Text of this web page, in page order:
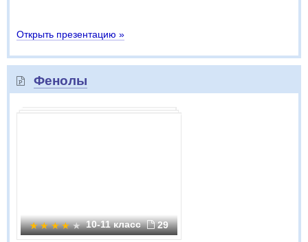
Открыть презентацию »
Фенолы
10-11 класс 29